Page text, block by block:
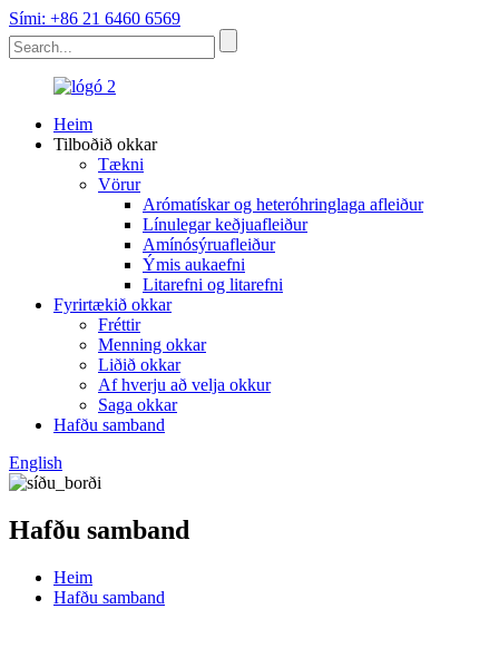
Sími: +86 21 6460 6569
Heim
Tilboðið okkar
Tækni
Vörur
Arómatískar og heteróhringlaga afleiður
Línulegar keðjuafleiður
Amínósýruafleiður
Ýmis aukaefni
Litarefni og litarefni
Fyrirtækið okkar
Fréttir
Menning okkar
Liðið okkar
Af hverju að velja okkur
Saga okkar
Hafðu samband
English
Hafðu samband
Heim
Hafðu samband